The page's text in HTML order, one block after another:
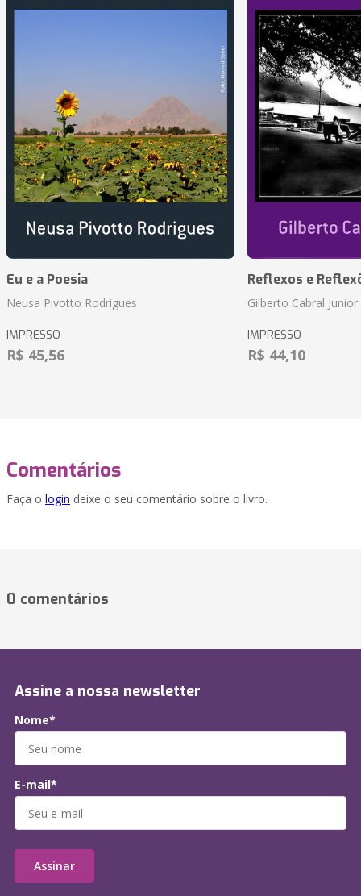
Eu e a Poesia
Neusa Pivotto Rodrigues
IMPRESSO
R$ 45,56
Reflexos e
Gilberto Cabral Junior
IMPRESSO
R$ 44,10
Comentários
Faça o login deixe o seu comentário sobre o livro.
0 comentários
Assine a nossa newsletter
Nome*
E-mail*
Assinar